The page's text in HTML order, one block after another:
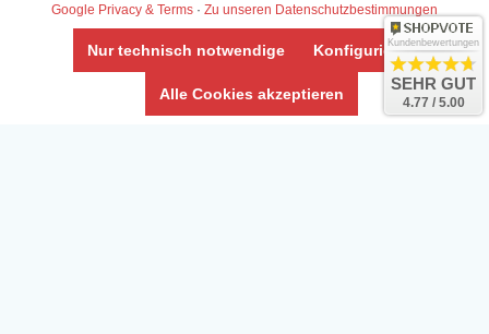
AGB & Info
Impressum
Umwelt und Entsorgung
Vertrag widerrufen
Google Privacy & Terms · Zu unseren Datenschutzbestimmungen
Nur technisch notwendige Konfigurieren
Alle Cookies akzeptieren
Kundenbewertungen
SEHR GUT
4.77 / 5.00